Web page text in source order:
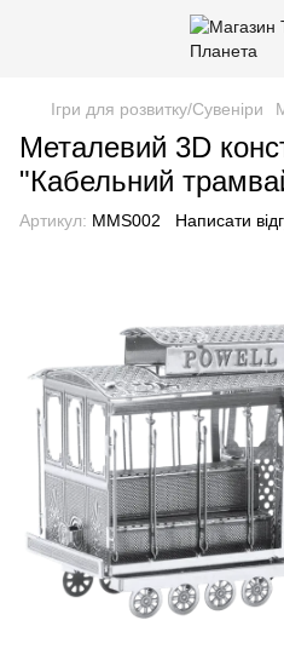
Ігри для розвитку/Сувеніри
Металевий 3D
"Кабельний
Артикул: MMS002 Написати